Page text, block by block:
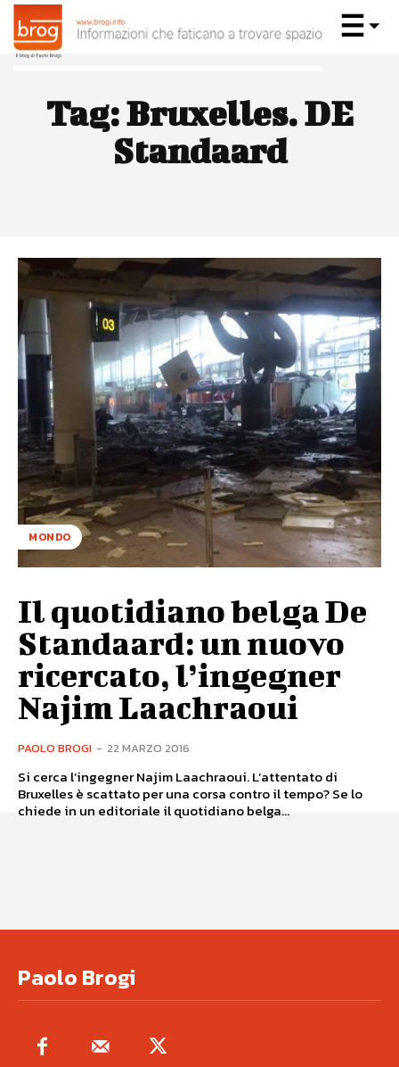
Tag:Bruxelles. DE
Standaard
MONDO
Il quotidiano belga De
Standaard: un nuovo
ricercato, l’ingegner
Najim Laachraoui
PAOLO BROGI - 22 MARZO 2016
Si cerca l’ingegner Najim Laachraoui. L’attentato di
Bruxelles è scattato per una corsa contro il tempo? Se lo
chiede in un editoriale il quotidiano belga...
Paolo Brogi